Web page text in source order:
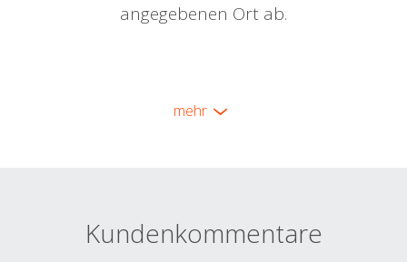
angegebenen Ort ab.
mehr
Kundenkommentare